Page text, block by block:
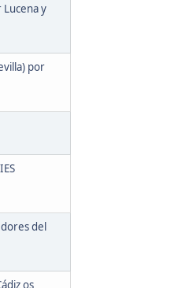
Lucena y
por
del
os